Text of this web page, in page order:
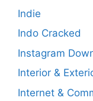
Indie
Indo Cracked
Instagram
Interior &
Internet &